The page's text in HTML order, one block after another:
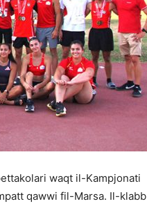
waqt il-Kampjonati
qawwi fil-Marsa. Il-klabb